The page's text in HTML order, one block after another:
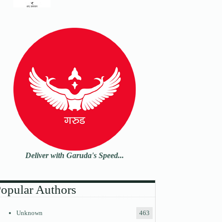
Deliver with Garuda's Speed...
Authors
Unknown 463